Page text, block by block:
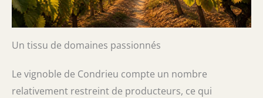
Un tissu de domaines passionnés
Le vignoble de Condrieu compte un nombre
relativement restreint de producteurs, ce qui